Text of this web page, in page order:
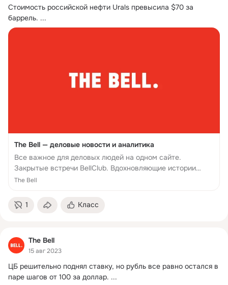
Стоимость российской нефти Urals превысила $70 за
баррель. ...
The Bell — деловые новости и аналитика
Все важное для деловых людей на одном сайте.
Закрытые встречи BellClub. Вдохновляющие истории
предпринимателей «Русские норм».
The Bell
1 Класс
The Bell
15 авг 2023
ЦБ решительно поднял ставку, но рубль все равно остался в
паре шагов от 100 за доллар. ...